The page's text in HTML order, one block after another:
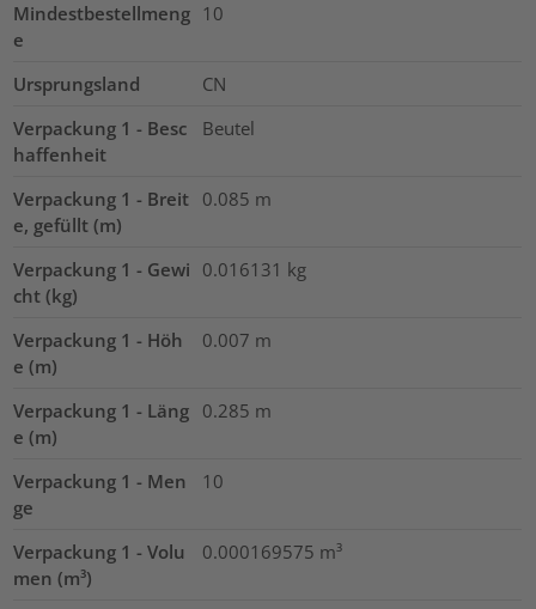
Mindestbestellmeng
e
10
Ursprungsland
CN
Verpackung 1 - Besc
haffenheit
Beutel
Verpackung 1 - Breit
e, gefüllt (m)
0.085 m
Verpackung 1 - Gewi
cht (kg)
0.016131 kg
Verpackung 1 - Höh
e (m)
0.007 m
Verpackung 1 - Läng
e (m)
0.285 m
Verpackung 1 - Men
ge
10
Verpackung 1 - Volu
men (m³)
0.000169575 m³